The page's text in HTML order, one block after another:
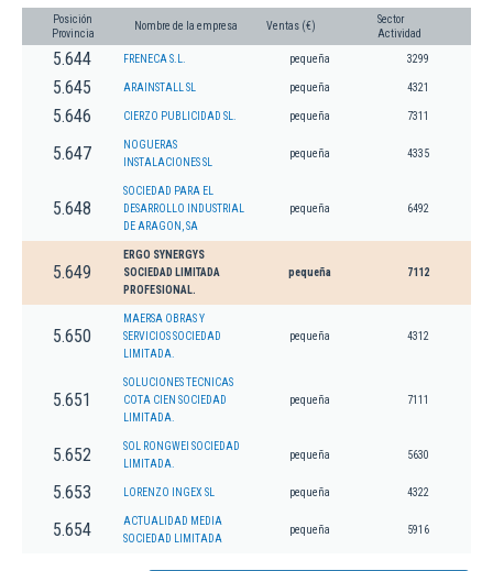
Posición
Provincia
Nombre de la empresa Ventas (€)
Sector
Actividad
5.644 FRENECA S.L. pequeña 3299
5.645 ARAINSTALL SL pequeña 4321
5.646 CIERZO PUBLICIDAD SL. pequeña 7311
5.647
NOGUERAS
INSTALACIONES SL
pequeña 4335
5.648
SOCIEDAD PARA EL
DESARROLLO INDUSTRIAL
DE ARAGON, SA
pequeña 6492
5.649
ERGO SYNERGYS
SOCIEDAD LIMITADA
PROFESIONAL.
pequeña 7112
5.650
MAERSA OBRAS Y
SERVICIOS SOCIEDAD
LIMITADA.
pequeña 4312
5.651
SOLUCIONES TECNICAS
COTA CIEN SOCIEDAD
LIMITADA.
pequeña 7111
5.652
SOL RONGWEI SOCIEDAD
LIMITADA.
pequeña 5630
5.653 LORENZO INGEX SL pequeña 4322
5.654
ACTUALIDAD MEDIA
SOCIEDAD LIMITADA
pequeña 5916